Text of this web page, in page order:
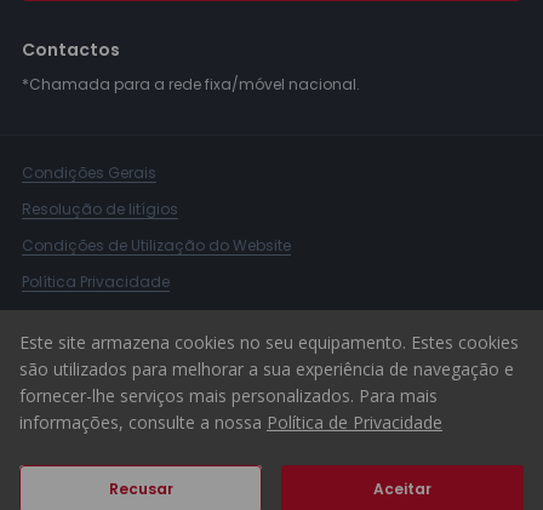
Contactos
*Chamada para a rede fixa/móvel nacional.
Condições Gerais
Resolução de litígios
Condições de Utilização do Website
Política Privacidade
Canal de Denúncias
© 2026 ERA Portugal
Este site armazena cookies no seu equipamento. Estes cookies
são utilizados para melhorar a sua experiência de navegação e
fornecer-lhe serviços mais personalizados. Para mais
informações, consulte a nossa Política de Privacidade
Recusar Aceitar